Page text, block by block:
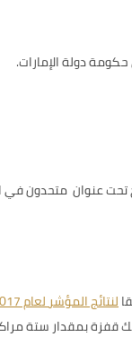
دولة الإمارات.
تحت عنوان متحدون في
لنتائج المؤشر لعام 2017